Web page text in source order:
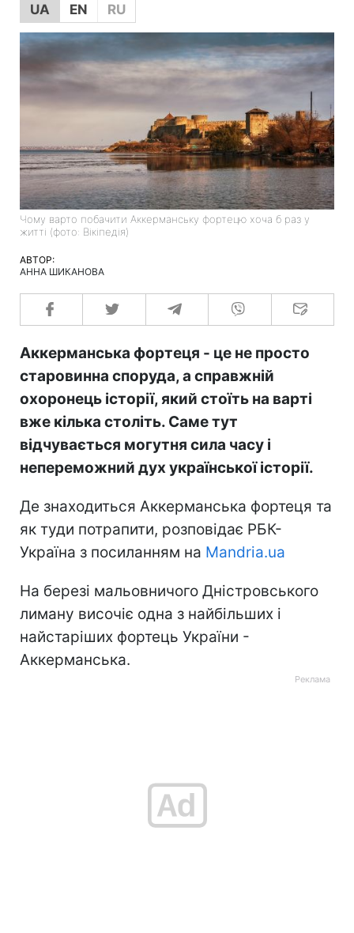
UA
EN RU
Чому варто побачити Аккерманську фортецю хоча б раз у
житті (фото: Вікіпедія)
АВТОР:
АННА ШИКАНОВА
Аккерманська фортеця - це не просто
старовинна споруда, а справжній
охоронець історії, який стоїть на варті
вже кілька століть. Саме тут
відчувається могутня сила часу і
непереможний дух української історії.
Де знаходиться Аккерманська фортеця та
як туди потрапити, розповідає РБК-
Україна з посиланням на Mandria.ua
На березі мальовничого Дністровського
лиману височіє одна з найбільших і
найстаріших фортець України -
Аккерманська.